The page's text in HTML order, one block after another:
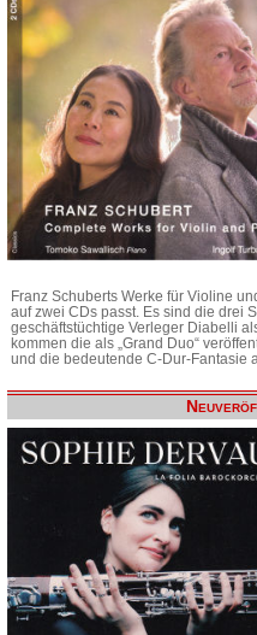
Franz Schuberts Werke für Violine
auf zwei CDs passt. Es sind die drei
geschäftstüchtige Verleger Diabelli
kommen die als „Grand Duo“
und die bedeutende C-Dur-Fantasie